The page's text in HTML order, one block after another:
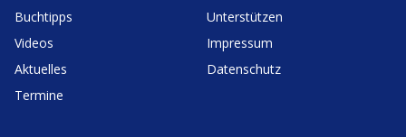
Buchtipps
Videos
Aktuelles
Termine
Unter­stützen
Impressum
Daten­schutz